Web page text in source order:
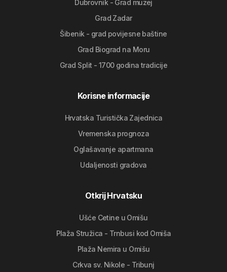
Dubrovnik - Grad muzej
Grad Zadar
Šibenik - grad povijesne baštine
Grad Biograd na Moru
Grad Split - 1700 godina tradicije
Korisne informacije
Hrvatska Turistička Zajednica
Vremenska prognoza
Oglašavanje apartmana
Udaljenosti gradova
Otkrij Hrvatsku
Ušće Cetine u Omišu
Plaža Stružica - Trnbusi kod Omiša
Plaža Nemira u Omišu
Crkva sv. Nikole - Tribunj